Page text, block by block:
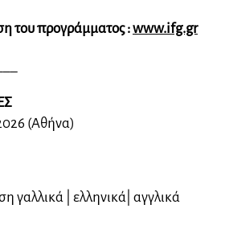
του προγράμματος :www.ifg.gr
(Αθήνα)
γαλλικά | ελληνικά| αγγλικά